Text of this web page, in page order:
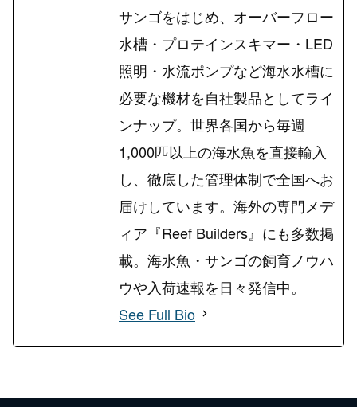
サンゴをはじめ、オーバーフロー
水槽・プロテインスキマー・LED
照明・水流ポンプなど海水水槽に
必要な機材を自社製品としてライ
ンナップ。世界各国から毎週
1,000匹以上の海水魚を直接輸入
し、徹底した管理体制で全国へお
届けしています。海外の専門メデ
ィア『Reef Builders』にも多数掲
載。海水魚・サンゴの飼育ノウハ
ウや入荷速報を日々発信中。
See Full Bio